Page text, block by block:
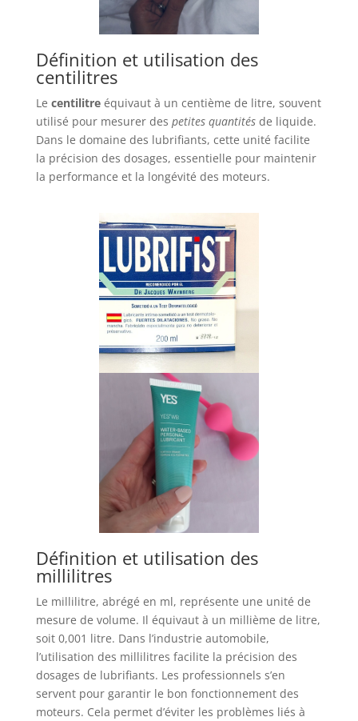
Définition et utilisation des
centilitres
Le centilitreéquivaut à un centième de litre, souvent
utilisé pour mesurer des petites quantitésde liquide.
Dans le domaine des lubrifiants, cette unité facilite
la précision des dosages, essentielle pour maintenir
la performance et la longévité des moteurs.
Définition et utilisation des
millilitres
Le millilitre, abrégé en ml, représente une unité de
mesure de volume. Il équivaut à un millième de litre,
soit 0,001 litre. Dans l’industrie automobile,
l’utilisation des millilitres facilite la précision des
dosages de lubrifiants. Les professionnels s’en
servent pour garantir le bon fonctionnement des
moteurs. Cela permet d’éviter les problèmes liés à